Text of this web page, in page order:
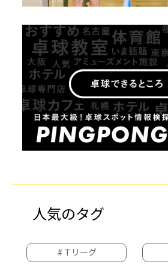
人気のタグ
#Ｔリーグ